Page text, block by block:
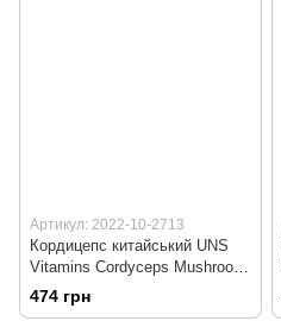
Артикул: 2022-10-2713
Кордицепс китайський UNS
Vitamins Cordyceps Mushroom
60 капсул
474 грн